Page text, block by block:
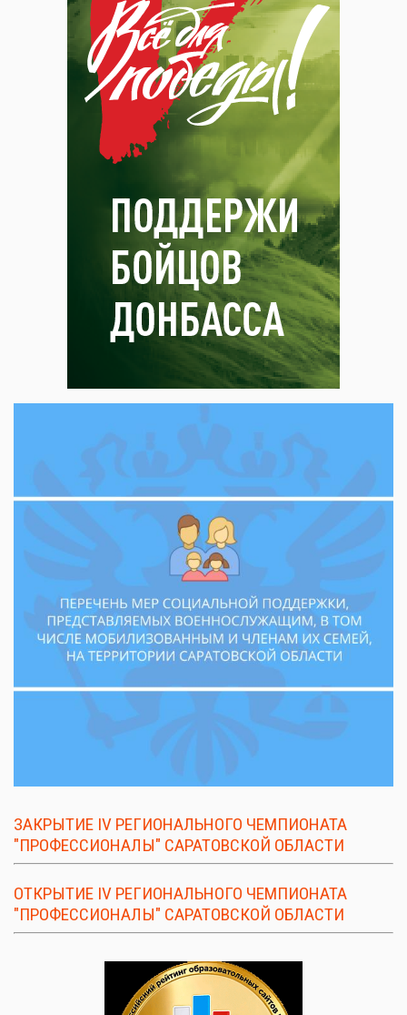
ЗАКРЫТИЕ IV РЕГИОНАЛЬНОГО ЧЕМПИОНАТА
"ПРОФЕССИОНАЛЫ" САРАТОВСКОЙ ОБЛАСТИ
ОТКРЫТИЕ IV РЕГИОНАЛЬНОГО ЧЕМПИОНАТА
"ПРОФЕССИОНАЛЫ" САРАТОВСКОЙ ОБЛАСТИ